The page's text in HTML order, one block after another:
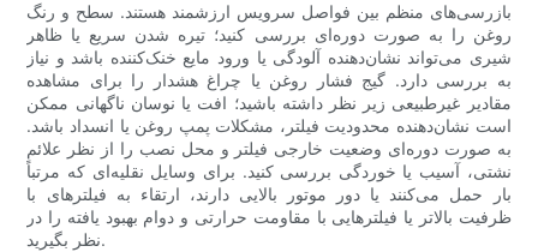
بازرسی‌های منظم بین فواصل سرویس ارزشمند هستند. سطح و رنگ
روغن را به صورت دوره‌ای بررسی کنید؛ تیره شدن سریع یا ظاهر
شیری می‌تواند نشان‌دهنده آلودگی یا ورود مایع خنک‌کننده باشد و نیاز
به بررسی دارد. گیج فشار روغن یا چراغ هشدار را برای مشاهده
مقادیر غیرطبیعی زیر نظر داشته باشید؛ افت یا نوسان ناگهانی ممکن
است نشان‌دهنده محدودیت فیلتر، مشکلات پمپ روغن یا انسداد باشد.
به صورت دوره‌ای وضعیت خارجی فیلتر و محل نصب را از نظر علائم
نشتی، آسیب یا خوردگی بررسی کنید. برای وسایل نقلیه‌ای که مرتباً
بار حمل می‌کنند یا دور موتور بالایی دارند، ارتقاء به فیلترهای با
ظرفیت بالاتر یا فیلترهایی با مقاومت حرارتی و دوام بهبود یافته را در
نظر بگیرید.